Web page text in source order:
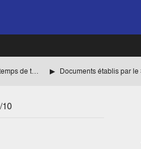
Fonds Jean Monnet : Organisation du temps de travail
10